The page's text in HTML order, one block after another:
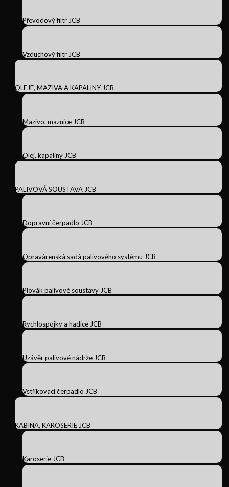
Převodový filtr JCB
Vzduchový filtr JCB
OLEJE, MAZIVA A KAPALINY JCB
Mazivo, maznice JCB
Olej, kapaliny JCB
PALIVOVÁ SOUSTAVA JCB
Dopravní čerpadlo JCB
Opravárenská sadá palivového systému JCB
Plovák palivové soustavy JCB
Rychlospojky a hadice JCB
Uzávěr palivové nádrže JCB
Vstřikovací čerpadlo JCB
KABINA, KAROSERIE JCB
Karoserie JCB